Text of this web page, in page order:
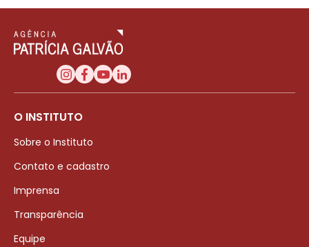
O INSTITUTO
Sobre o Instituto
Contato e cadastro
Imprensa
Transparência
Equipe